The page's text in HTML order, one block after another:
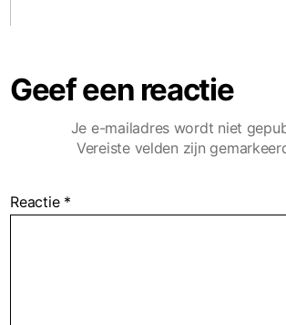
Geef een reactie
Je e-mailadres wordt niet
Vereiste velden zijn
Reactie *